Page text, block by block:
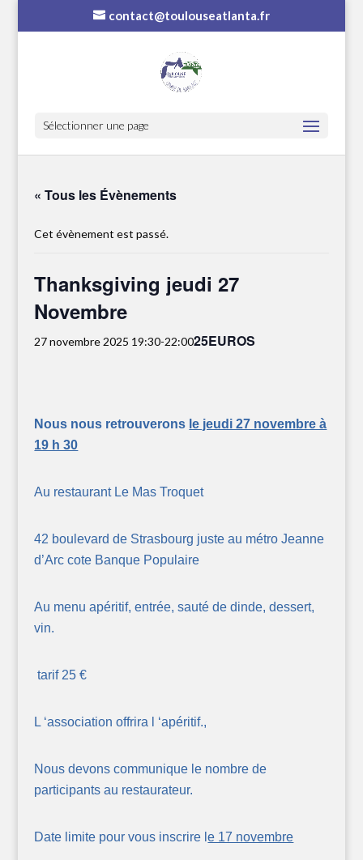
contact@toulouseatlanta.fr
Sélectionner une page
« Tous les Évènements
Cet évènement est passé.
Thanksgiving jeudi 27
Novembre
27 novembre 2025 19:30-22:0025EUROS
Nous nous retrouverons le jeudi 27 novembre à
19 h 30
Au restaurant Le Mas Troquet
42 boulevard de Strasbourg juste au métro Jeanne
d’Arc cote Banque Populaire
Au menu apéritif, entrée, sauté de dinde, dessert,
vin.
tarif 25 €
L ‘association offrira l ‘apéritif.,
Nous devons communique le nombre de
participants au restaurateur.
Date limite pour vous inscrire le 17 novembre